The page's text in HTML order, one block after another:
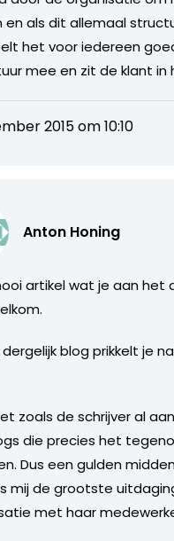
en als dit allemaal
het voor iedereen
mee en zit de klant in
2015 om 10:10
Anton Honing
artikel wat je aan het
dergelijk blog prikkelt je
zoals de schrijver al
die precies het
Dus een gulden
mij de grootste
met haar